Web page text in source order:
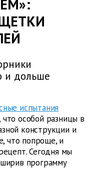
и дольше
испытания
особой разницы в
конструкции и
что попроще, и
Сегодня мы
программу